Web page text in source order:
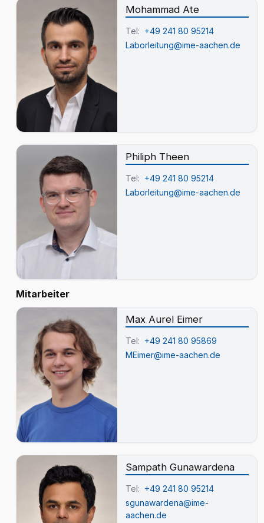
Mohammad Ate
Tel: +49 241 80 95214
Laborleitung@ime-aachen.de
Philiph Theen
Tel: +49 241 80 95214
Laborleitung@ime-aachen.de
Mitarbeiter
Max Aurel Eimer
Tel: +49 241 80 95869
MEimer@ime-aachen.de
Sampath Gunawardena
Tel: +49 241 80 95214
sgunawardena@ime-
aachen.de